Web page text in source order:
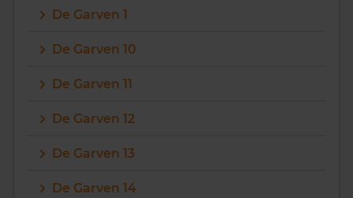
Maandag t/m vrijdag - 08:00 -18:00
De Garven 1
De Garven 10
De Garven 11
De Garven 12
De Garven 13
De Garven 14